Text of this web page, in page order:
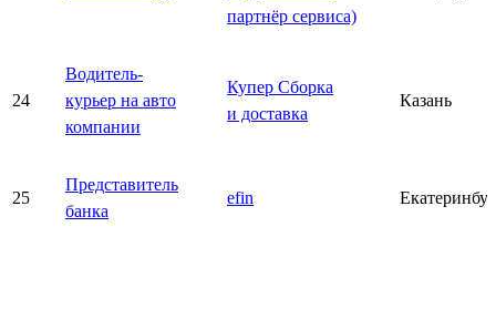
партнёр сервиса)
24
Водитель-
курьер на авто
компании
Купер Сборка
и доставка
Казань
25
Представитель
банка
efin